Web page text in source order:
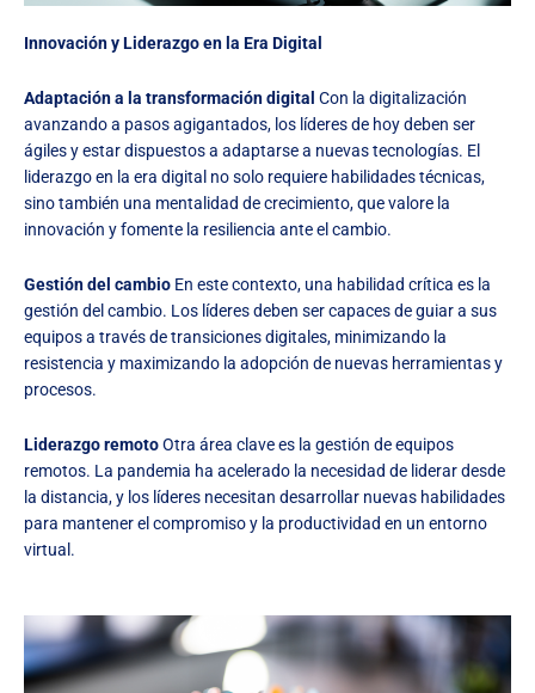
Innovación y Liderazgo en la Era Digital
Adaptación a la transformación digital Con la digitalización
avanzando a pasos agigantados, los líderes de hoy deben ser
ágiles y estar dispuestos a adaptarse a nuevas tecnologías. El
liderazgo en la era digital no solo requiere habilidades técnicas,
sino también una mentalidad de crecimiento, que valore la
innovación y fomente la resiliencia ante el cambio.
Gestión del cambio En este contexto, una habilidad crítica es la
gestión del cambio. Los líderes deben ser capaces de guiar a sus
equipos a través de transiciones digitales, minimizando la
resistencia y maximizando la adopción de nuevas herramientas y
procesos.
Liderazgo remotoOtra área clave es la gestión de equipos
remotos. La pandemia ha acelerado la necesidad de liderar desde
la distancia, y los líderes necesitan desarrollar nuevas habilidades
para mantener el compromiso y la productividad en un entorno
virtual.